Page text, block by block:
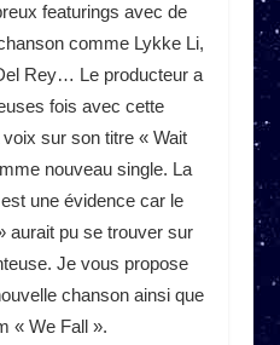
featurings avec de
comme Lykke Li,
Rey… Le producteur a
fois avec cette
sur son titre « Wait
nouveau single. La
une évidence car le
aurait pu se trouver sur
Je vous propose
chanson ainsi que
« We Fall ».